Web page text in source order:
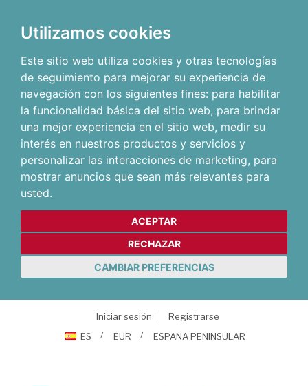
Utilizamos cookies
Este sitio web utiliza cookies y otras tecnologías
de seguimiento para mejorar su experiencia de
navegación con los siguientes fines: para habilitar
la funcionalidad básica del sitio web, para brindar
una mejor experiencia en el sitio web, medir su
interés en nuestros productos y servicios y
personalizar las interacciones de marketing, para
mostrar anuncios que sean más relevantes para
usted.
ACEPTAR
RECHAZAR
CAMBIAR PREFERENCIAS
Iniciar sesión
Registrarse
ES
EUR ESPAÑA PENINSULAR